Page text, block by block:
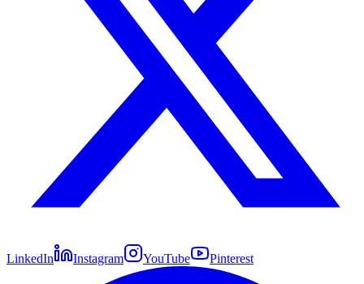
LinkedIn Instagram YouTube Pinterest